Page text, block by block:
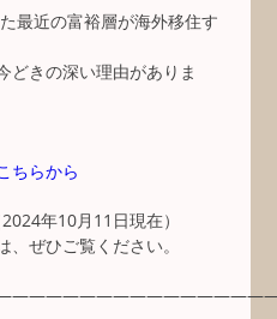
最近の富裕層が海外移住す
どきの深い理由がありま
ちらから
年10月11日現在）
ぜひご覧ください。